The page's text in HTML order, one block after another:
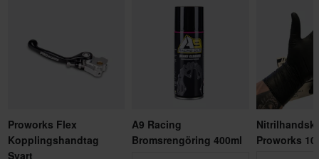
Proworks Flex
Kopplingshandtag
Svart
A9 Racing
Bromsrengöring 400ml
Proworks